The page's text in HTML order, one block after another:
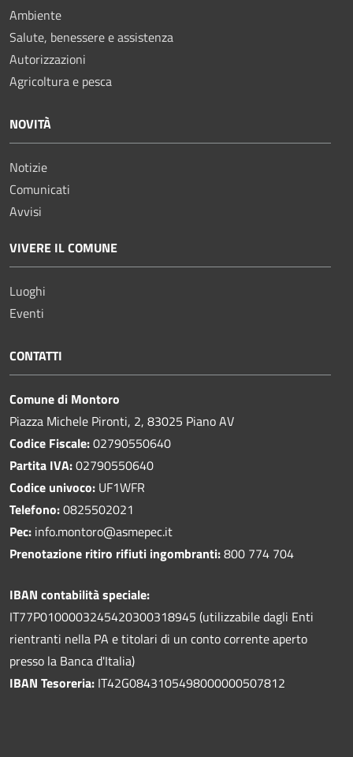
Ambiente
Salute, benessere e assistenza
Autorizzazioni
Agricoltura e pesca
NOVITÀ
Notizie
Comunicati
Avvisi
VIVERE IL COMUNE
Luoghi
Eventi
CONTATTI
Comune di Montoro
Piazza Michele Pironti, 2, 83025 Piano AV
Codice Fiscale:02790550640
Partita IVA:02790550640
Codice univoco: UF1WFR
Telefono:0825502021
Pec: info.montoro@asmepec.it
Prenotazione ritiro rifiuti ingombranti:800 774 704
IBAN contabilità speciale:
IT77P0100003245420300318945 (utilizzabile dagli Enti
rientranti nella PA e titolari di un conto corrente aperto
presso la Banca d'Italia)
IBAN Tesoreria: IT42G0843105498000000507812